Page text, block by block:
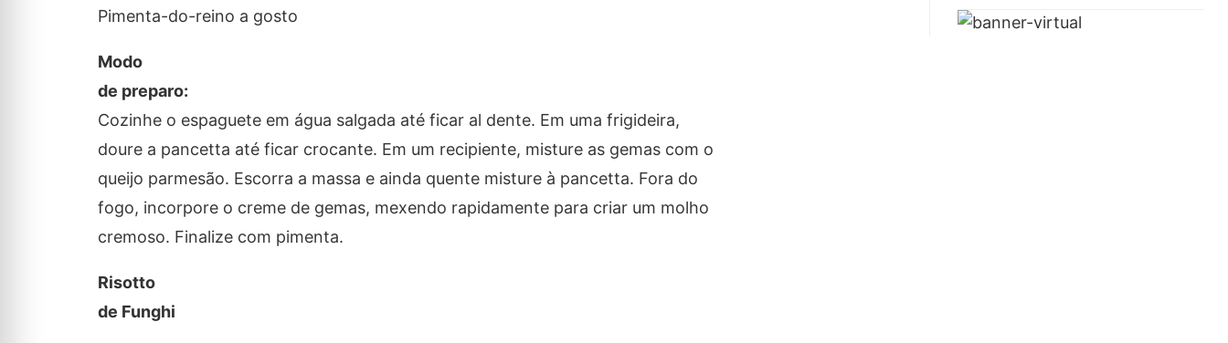
Pimenta-do-reino a gosto
Modo
de preparo:
Cozinhe o espaguete em água salgada até ficar al dente. Em uma frigideira,
doure a pancetta até ficar crocante. Em um recipiente, misture as gemas com o
queijo parmesão. Escorra a massa e ainda quente misture à pancetta. Fora do
fogo, incorpore o creme de gemas, mexendo rapidamente para criar um molho
cremoso. Finalize com pimenta.
Risotto
de Funghi